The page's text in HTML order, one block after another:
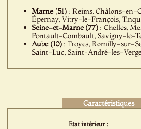
Marne (51) : Reims, Châlons-en-
Épernay, Vitry-le-François,
Seine-et-Marne (77) : Chelles,
Pontault-Combault, Savigny-le-
Aube (10) : Troyes, Romilly-sur-
Saint-Luc, Saint-André-les-
Caractéristiques
Etat intérieur :